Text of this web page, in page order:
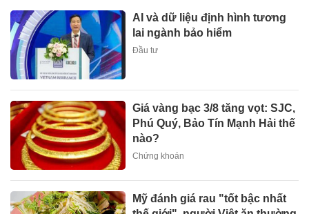
AI và dữ liệu định hình tương
lai ngành bảo hiểm
Đầu tư
Giá vàng bạc 3/8 tăng vọt: SJC,
Phú Quý, Bảo Tín Mạnh Hải thế
nào?
Chứng khoán
Mỹ đánh giá rau "tốt bậc nhất